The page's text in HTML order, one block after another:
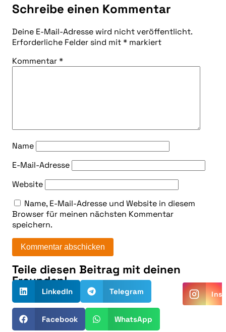
Schreibe einen Kommentar
Deine E-Mail-Adresse wird nicht veröffentlicht.
Erforderliche Felder sind mit* markiert
Kommentar*
Name
E-Mail-Adresse
Website
Name, E-Mail-Adresse und Website in diesem
Browser für meinen nächsten Kommentar
speichern.
Alternative:
Teile diesen Beitrag mit deinen
Freunden!
LinkedIn Telegram
Facebook WhatsApp